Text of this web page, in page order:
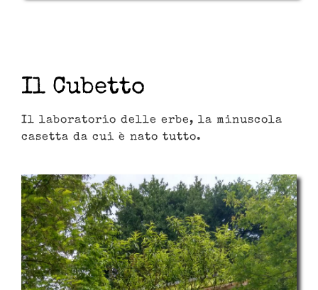
Il Cubetto
Il laboratorio delle erbe, la minuscola
casetta da cui è nato tutto.